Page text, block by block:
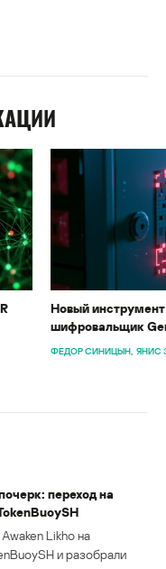
Новый
шифровальщик
ФЕДОР СИНИЦЫН ЯНИС
переход на
Likho на
и разобрали